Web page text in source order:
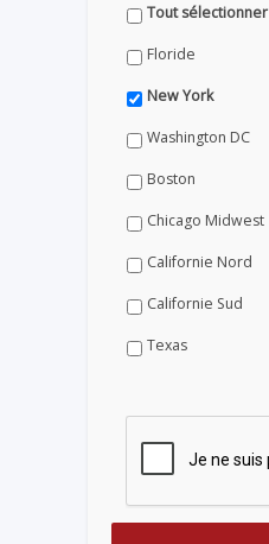
Tout sélectionner
Floride
New York
Washington DC
Boston
Chicago Midwest
Californie Nord
Californie Sud
Texas